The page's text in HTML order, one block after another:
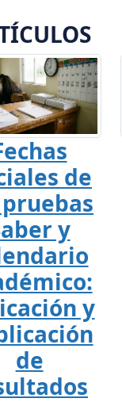
de
y
y
de